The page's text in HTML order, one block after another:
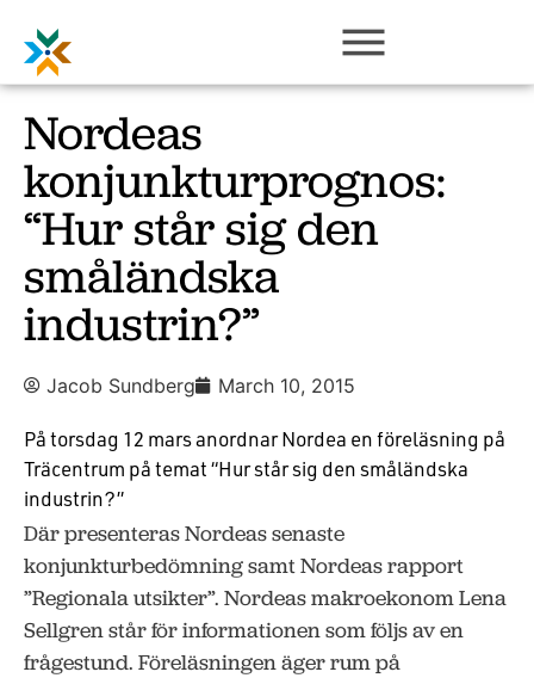
Nordeas
konjunkturprognos:
“Hur står sig den
småländska
industrin?”
Jacob Sundberg March 10, 2015
På torsdag 12 mars anordnar Nordea en föreläsning på
Träcentrum på temat “Hur står sig den småländska
industrin?”
Där presenteras Nordeas senaste
konjunkturbedömning samt Nordeas rapport
”Regionala utsikter”. Nordeas makroekonom Lena
Sellgren står för informationen som följs av en
frågestund. Föreläsningen äger rum på